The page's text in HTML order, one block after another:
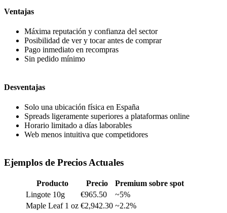
Ventajas
Máxima reputación y confianza del sector
Posibilidad de ver y tocar antes de comprar
Pago inmediato en recompras
Sin pedido mínimo
Desventajas
Solo una ubicación física en España
Spreads ligeramente superiores a plataformas online
Horario limitado a días laborables
Web menos intuitiva que competidores
Ejemplos de Precios Actuales
Producto Precio
Premium sobre spot
Lingote 10g
€965.50
~5%
Maple Leaf 1 oz €2,942.30 ~2.2%